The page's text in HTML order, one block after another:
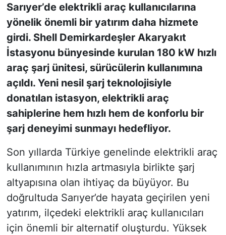
Sarıyer’de elektrikli araç kullanıcılarına
yönelik önemli bir yatırım daha hizmete
girdi. Shell Demirkardeşler Akaryakıt
İstasyonu bünyesinde kurulan 180 kW hızlı
araç şarj ünitesi, sürücülerin kullanımına
açıldı. Yeni nesil şarj teknolojisiyle
donatılan istasyon, elektrikli araç
sahiplerine hem hızlı hem de konforlu bir
şarj deneyimi sunmayı hedefliyor.
Son yıllarda Türkiye genelinde elektrikli araç
kullanımının hızla artmasıyla birlikte şarj
altyapısına olan ihtiyaç da büyüyor. Bu
doğrultuda Sarıyer’de hayata geçirilen yeni
yatırım, ilçedeki elektrikli araç kullanıcıları
için önemli bir alternatif oluşturdu. Yüksek
SON DAKİKA HABERİ
SPOR
TEKNOLOJİ
TÜRKİYE VE DÜNYA GÜNDEMİ
VİDEO GALERİ